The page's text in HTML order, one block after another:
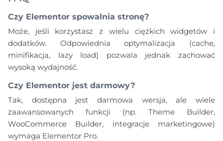
Czy Elementor spowalnia stronę?
Może, jeśli korzystasz z wielu ciężkich widgetów i
dodatków. Odpowiednia optymalizacja (cache,
minifikacja, lazy load) pozwala jednak zachować
wysoką wydajność.
Czy Elementor jest darmowy?
Tak, dostępna jest darmowa wersja, ale wiele
zaawansowanych funkcji (np. Theme Builder,
WooCommerce Builder, integracje marketingowe)
wymaga Elementor Pro.